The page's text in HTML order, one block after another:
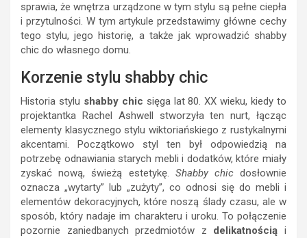
sprawia, że wnętrza urządzone w tym stylu są pełne ciepła
i przytulności. W tym artykule przedstawimy główne cechy
tego stylu, jego historię, a także jak wprowadzić shabby
chic do własnego domu.
Korzenie stylu shabby chic
Historia stylu shabby chic sięga lat 80. XX wieku, kiedy to
projektantka Rachel Ashwell stworzyła ten nurt, łącząc
elementy klasycznego stylu wiktoriańskiego z rustykalnymi
akcentami. Początkowo styl ten był odpowiedzią na
potrzebę odnawiania starych mebli i dodatków, które miały
zyskać nową, świeżą estetykę. Shabby chicdosłownie
oznacza „wytarty” lub „zużyty”, co odnosi się do mebli i
elementów dekoracyjnych, które noszą ślady czasu, ale w
sposób, który nadaje im charakteru i uroku. To połączenie
pozornie zaniedbanych przedmiotów z delikatnością i